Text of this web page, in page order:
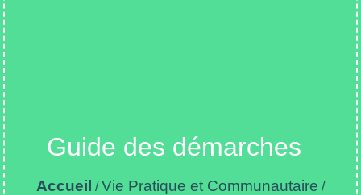
Guide des démarches
Accueil /Vie Pratique et Communautaire /